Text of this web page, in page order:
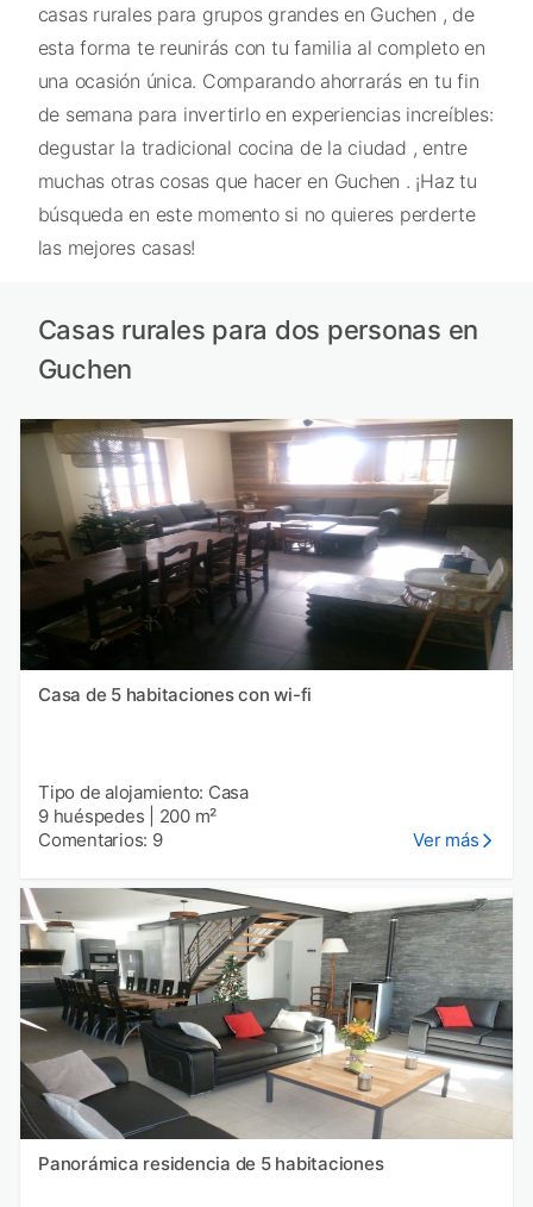
casas rurales para grupos grandes en Guchen , de
esta forma te reunirás con tu familia al completo en
una ocasión única. Comparando ahorrarás en tu fin
de semana para invertirlo en experiencias increíbles:
degustar la tradicional cocina de la ciudad , entre
muchas otras cosas que hacer en Guchen . ¡Haz tu
búsqueda en este momento si no quieres perderte
las mejores casas!
Casas rurales para dos personas en
Guchen
Casa de 5 habitaciones con wi-fi
Tipo de alojamiento: Casa
9 huéspedes
200 m²
Comentarios: 9
Ver más
Panorámica residencia de 5 habitaciones